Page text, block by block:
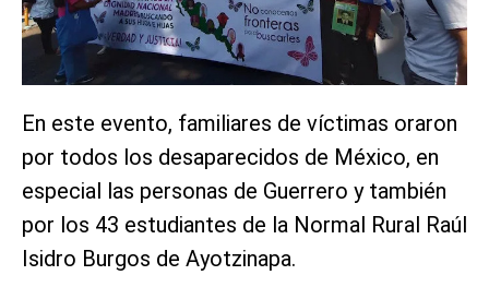
En este evento, familiares de víctimas oraron
por todos los desaparecidos de México, en
especial las personas de Guerrero y también
por los 43 estudiantes de la Normal Rural Raúl
Isidro Burgos de Ayotzinapa.